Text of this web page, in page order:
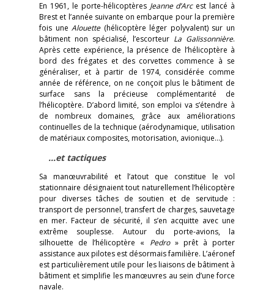
En 1961, le porte-hélicoptères Jeanne d’Arc est lancé à
Brest et l’année suivante on embarque pour la première
fois uneAlouette(hélicoptère léger polyvalent) sur un
bâtiment non spécialisé, l’escorteur La Galissonnière.
Après cette expérience, la présence de l’hélicoptère à
bord des frégates et des corvettes commence à se
généraliser, et à partir de 1974, considérée comme
année de référence, on ne conçoit plus le bâtiment de
surface sans la précieuse complémentarité de
l’hélicoptère. D’abord limité, son emploi va s’étendre à
de nombreux domaines, grâce aux améliorations
continuelles de la technique (aérodynamique, utilisation
de matériaux composites, motorisation, avionique…).
…et tactiques
Sa manœuvrabilité et l’atout que constitue le vol
stationnaire désignaient tout naturellement l’hélicoptère
pour diverses tâches de soutien et de servitude :
transport de personnel, transfert de charges, sauvetage
en mer. Facteur de sécurité, il s’en acquitte avec une
extrême souplesse. Autour du porte-avions, la
silhouette de l’hélicoptère « Pedro» prêt à porter
assistance aux pilotes est désormais familière. L’aéronef
est particulièrement utile pour les liaisons de bâtiment à
bâtiment et simplifie les manœuvres au sein d’une force
navale.